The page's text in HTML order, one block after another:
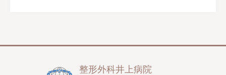
整形外科井上病院